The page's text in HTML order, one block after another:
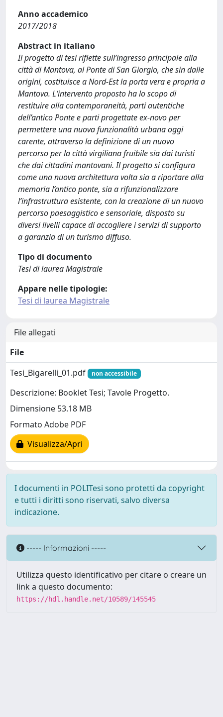
Anno accademico
2017/2018
Abstract in italiano
Il progetto di tesi riflette sull’ingresso principale alla
città di Mantova, al Ponte di San Giorgio, che sin dalle
origini, costituisce a Nord-Est la porta vera e propria a
Mantova. L‘intervento proposto ha lo scopo di
restituire alla contemporaneità, parti autentiche
dell’antico Ponte e parti progettate ex-novo per
permettere una nuova funzionalità urbana oggi
carente, attraverso la definizione di un nuovo
percorso per la città virgiliana fruibile sia dai turisti
che dai cittadini mantovani. Il progetto si configura
come una nuova architettura volta sia a riportare alla
memoria l’antico ponte, sia a rifunzionalizzare
l’infrastruttura esistente, con la creazione di un nuovo
percorso paesaggistico e sensoriale, disposto su
diversi livelli capace di accogliere i servizi di supporto
a garanzia di un turismo diffuso.
Tipo di documento
Tesi di laurea Magistrale
Appare nelle tipologie:
Tesi di laurea Magistrale
File allegati
File
Tesi_Bigarelli_01.pdf
non accessibile
Descrizione: Booklet Tesi; Tavole Progetto.
Dimensione 53.18 MB
Formato Adobe PDF
Visualizza/Apri
I documenti in POLITesi sono protetti da copyright
e tutti i diritti sono riservati, salvo diversa
indicazione.
----- Informazioni -----
Utilizza questo identificativo per citare o creare un
link a questo documento:
https://hdl.handle.net/10589/145545